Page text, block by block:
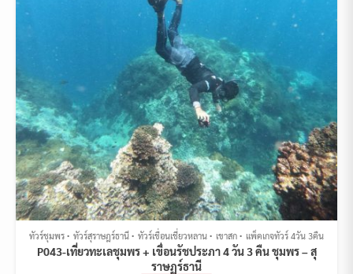
ทัวร์ชุมพร ทัวร์สุราษฎร์ธานี ทัวร์เขื่อนเชี่ยวหลาน เขาสก แพ็คเกจทัวร์ 4วัน 3คืน
P043-เที่ยวทะเลชุมพร + เขื่อนรัชประภา 4 วัน 3 คืน ชุมพร – สุ
ราษฏร์ธานี